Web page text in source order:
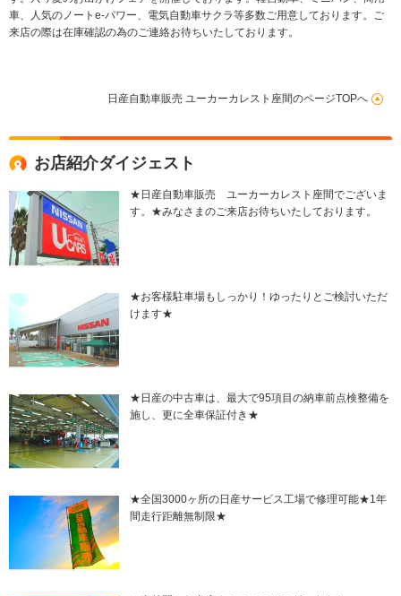
車、人気のノートe-パワー、電気自動車サクラ等多数ご用意しております。ご
来店の際は在庫確認の為のご連絡お待ちいたしております。
日産自動車販売 ユーカーカレスト座間のページTOPへ
お店紹介ダイジェスト
★日産自動車販売 ユーカーカレスト座間でございま
す。★みなさまのご来店お待ちいたしております。
★お客様駐車場もしっかり！ゆったりとご検討いただ
けます★
★日産の中古車は、最大で95項目の納車前点検整備を
施し、更に全車保証付き★
★全国3000ヶ所の日産サービス工場で修理可能★1年
間走行距離無制限★